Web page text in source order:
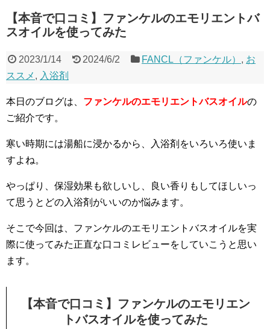
【本音で口コミ】ファンケルのエモリエントバ
スオイルを使ってみた
2023/1/14 2024/6/2 FANCL（ファンケル） , お
ススメ , 入浴剤
本日のブログは、 ファンケルのエモリエントバスオイルの
ご紹介です。
寒い時期には湯船に浸かるから、入浴剤をいろいろ使いま
すよね。
やっぱり、保湿効果も欲しいし、良い香りもしてほしいっ
て思うとどの入浴剤がいいのか悩みます。
そこで今回は、ファンケルのエモリエントバスオイルを実
際に使ってみた正直な口コミレビューをしていこうと思い
ます。
【本音で口コミ】ファンケルのエモリエン
トバスオイルを使ってみた